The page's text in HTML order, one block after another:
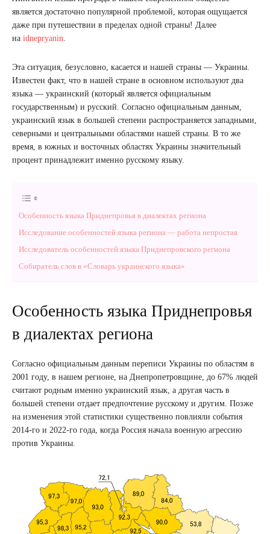
является достаточно популярной проблемой, которая ощущается
даже при путешествии в пределах одной страны! Далее
на idnepryanin.
Эта ситуация, безусловно, касается и нашей страны — Украины.
Известен факт, что в нашей стране в основном используют два
языка — украинский (который является официальным
государственным) и русский. Согласно официальным данным,
украинский язык в большей степени распространяется западными,
северными и центральными областями нашей страны. В то же
время, в южных и восточных областях Украины значительный
процент принадлежит именно русскому языку.
Особенность языка Приднепровья в диалектах региона
Исследование особенностей языка региона — работа непростая
Исследователь особенностей языка Приднепровского региона
Собиратель слов в «Словарь украинского языка»
Особенность языка Приднепровья
в диалектах региона
Согласно официальным данным переписи Украины по областям в
2001 году, в нашем регионе, на Днепропетровщине, до 67% людей
считают родным именно украинский язык, а другая часть в
большей степени отдает предпочтение русскому и другим. Позже
на изменения этой статистики существенно повлияли события
2014-го и 2022-го года, когда Россия начала военную агрессию
против Украины.